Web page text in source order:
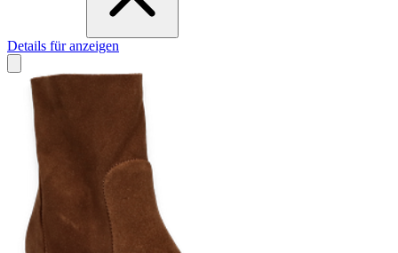
Details für anzeigen